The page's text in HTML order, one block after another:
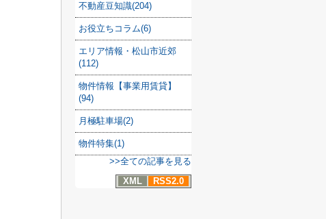
不動産豆知識(204)
お役立ちコラム(6)
エリア情報・松山市近郊
(112)
物件情報【事業用賃貸】
(94)
月極駐車場(2)
物件特集(1)
>>全ての記事を見る
XML
RSS2.0